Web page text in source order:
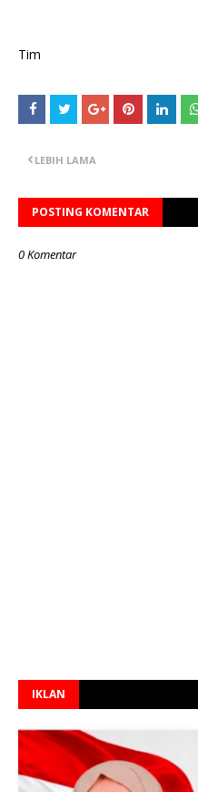
Tim
LEBIH LAMA
POSTING KOMENTAR
0 Komentar
IKLAN